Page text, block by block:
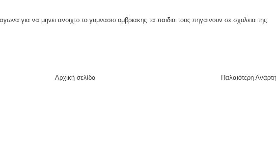
για να μηνει ανοιχτο το γυμνασιο ομβριακης τα παιδια τους πηγαινουν σε σχολεια της
Παλαιότερη
Αρχική σελίδα